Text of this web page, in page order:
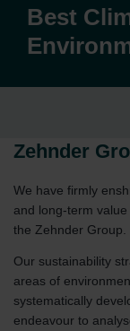
Best
Zehnder
We have firmly
and long-term
the Zehnder Group.
Our sustainability
areas of
systematically
endeavour to